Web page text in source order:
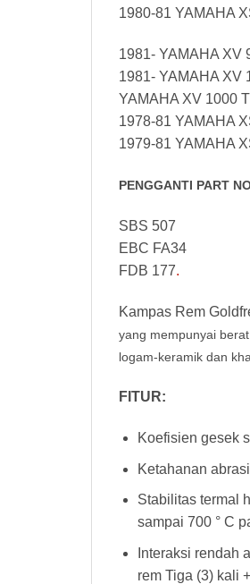
1980-81 YAMAHA
1981- YAMAHA XV
1981- YAMAHA XV
YAMAHA XV 1000
1978-81 YAMAHA
1979-81 YAMAHA
PENGGANTI PART
SBS 507
EBC FA34
FDB 177.
Kampas Rem
yang mempunyai
logam-keramik dan
FITUR:
Koefisien gesek
Ketahanan
Stabilitas termal
sampai 700 ° C
Interaksi rendah
rem Tiga (3) kali